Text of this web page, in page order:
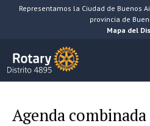
SaltarRepresentamos la Ciudad de Buenos
provincia de
Mapa del
Agenda combinada